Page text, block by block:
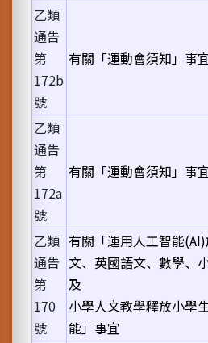
乙類
通告
第
172b
號
有關「運動會須知」事
乙類
通告
第
172a
號
有關「運動會須知」事
乙類
通告
第
170
號
有關「運用人工智能
文、英國語文、數學、
及
小學人文教學釋放小學
能」事宜